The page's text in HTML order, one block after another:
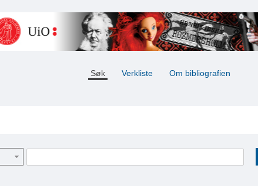
Søk Verkliste Om bibliografien